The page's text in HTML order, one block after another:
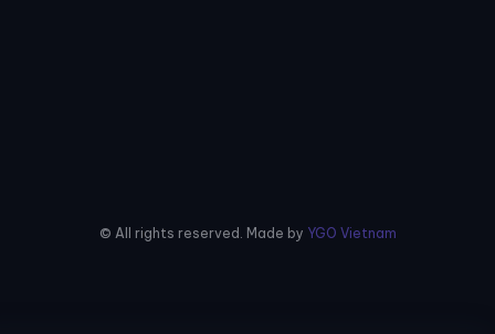
© All rights reserved. Made by YGO Vietnam